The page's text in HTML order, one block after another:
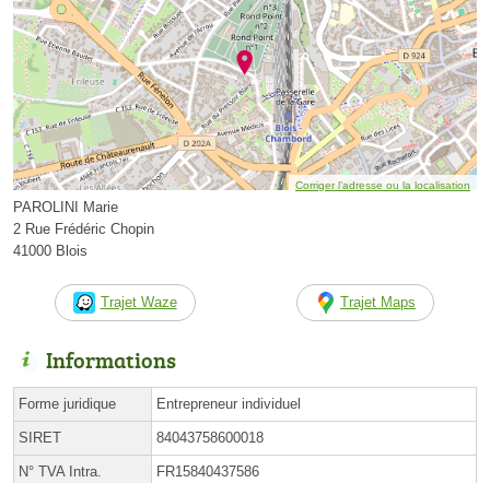
Corriger l’adresse ou la localisation
PAROLINI Marie
2 Rue Frédéric Chopin
41000 Blois
Trajet Waze Trajet Maps
Informations
Forme juridique Entrepreneur individuel
SIRET 84043758600018
N° TVA Intra. FR15840437586